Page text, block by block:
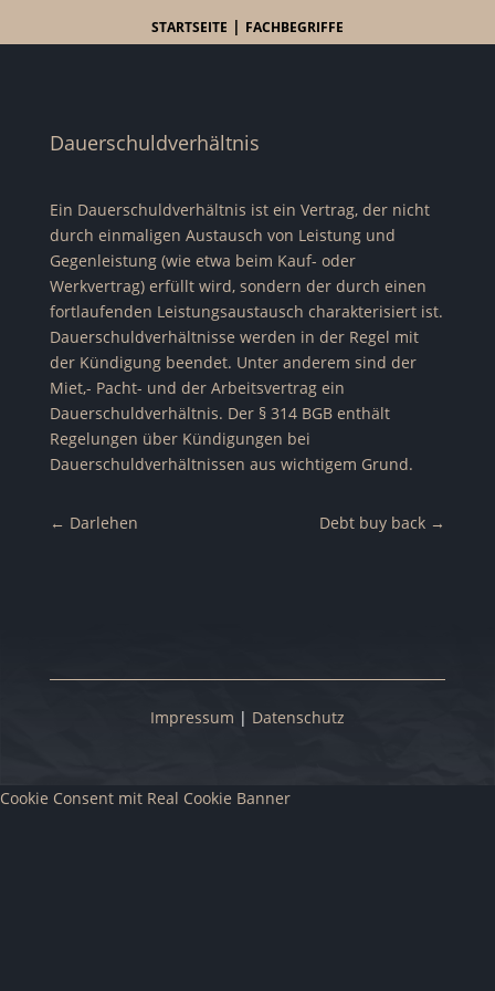
STARTSEITE | FACHBEGRIFFE
Dauerschuldverhältnis
Ein Dauerschuldverhältnis ist ein Vertrag, der nicht
durch einmaligen Austausch von Leistung und
Gegenleistung (wie etwa beim Kauf- oder
Werkvertrag) erfüllt wird, sondern der durch einen
fortlaufenden Leistungsaustausch charakterisiert ist.
Dauerschuldverhältnisse werden in der Regel mit
der Kündigung beendet. Unter anderem sind der
Miet,- Pacht- und der Arbeitsvertrag ein
Dauerschuldverhältnis. Der § 314 BGB enthält
Regelungen über Kündigungen bei
Dauerschuldverhältnissen aus wichtigem Grund.
← Darlehen Debt buy back →
Impressum | Datenschutz
Cookie Consent mit Real Cookie Banner